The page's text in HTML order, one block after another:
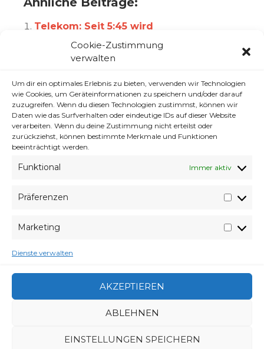
Cookie-Zustimmung
verwalten
Um dir ein optimales Erlebnis zu bieten, verwenden wir Technologien
wie Cookies, um Geräteinformationen zu speichern und/oder darauf
zuzugreifen. Wenn du diesen Technologien zustimmst, können wir
Daten wie das Surfverhalten oder eindeutige IDs auf dieser Website
verarbeiten. Wenn du deine Zustimmung nicht erteilst oder
zurückziehst, können bestimmte Merkmale und Funktionen
beeinträchtigt werden.
Funktional Immer aktiv
Präferenzen
Marketing
Dienste verwalten
AKZEPTIEREN
ABLEHNEN
EINSTELLUNGEN SPEICHERN
Telekom: Seit 5:45 wird
zurückgedrosselt
Funktional kaputt – der Song
Gedankenmarmelade #15 – Die Welt
geht vor die Hunde
MySpace – tot gesagte sterben länger.
Woche Nummer 4
29 Jahre, Jung und gut aussehend.
Alltäglicher Politik Wahnsinn – wo
verzweifelt #1
CHAOS OF DEPONIA YEY TUMBLR …